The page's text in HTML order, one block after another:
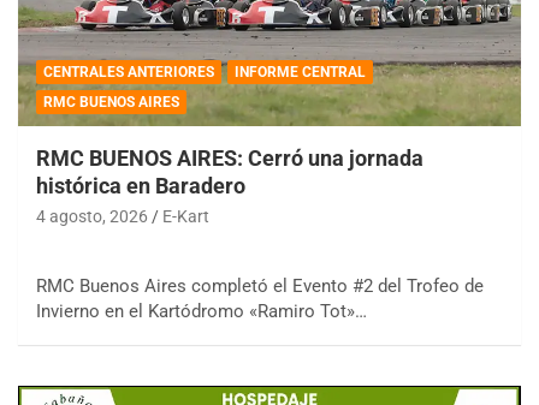
CENTRALES ANTERIORES
INFORME CENTRAL
RMC BUENOS AIRES
RMC BUENOS AIRES: Cerró una jornada
histórica en Baradero
4 agosto, 2026 E-Kart
RMC Buenos Aires completó el Evento #2 del Trofeo de
Invierno en el Kartódromo «Ramiro Tot»…